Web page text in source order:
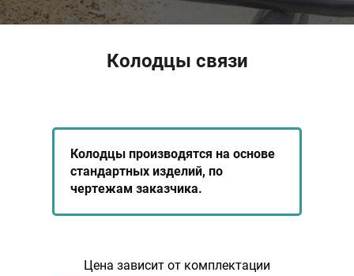
Колодцы связи
Колодцы производятся на основе
стандартных изделий, по
чертежам заказчика.
Цена зависит от комплектации